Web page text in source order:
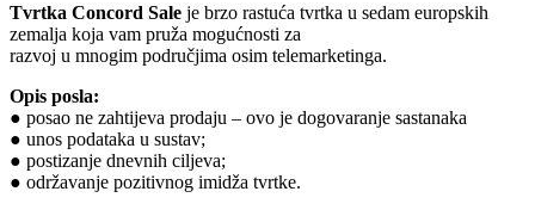
Tvrtka Concord Sale je brzo rastuća tvrtka u sedam europskih
zemalja koja vam pruža mogućnosti za
razvoj u mnogim područjima osim telemarketinga.
Opis posla:
● posao ne zahtijeva prodaju – ovo je dogovaranje sastanaka
● unos podataka u sustav;
● postizanje dnevnih ciljeva;
● održavanje pozitivnog imidža tvrtke.